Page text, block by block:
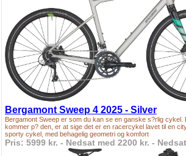
Bergamont Sweep 4 2025 - Silver
Bergamont Sweep er som du kan se en ganske s?rlig cykel.
kommer p? den, er at sige det er en racercykel lavet til en
sporty cykel, med behagelig geometri og komfort
Pris: 5999 kr. - Nedsat med 2200 kr. -